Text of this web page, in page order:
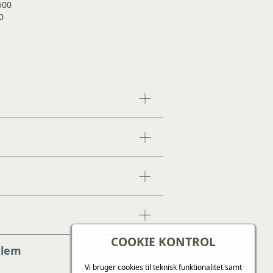
COOKIE KONTROL
Vi bruger cookies til teknisk funktionalitet samt